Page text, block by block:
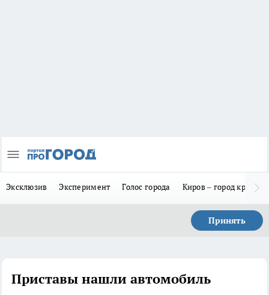
Эксклюзив Эксперимент Голос города Киров – город
Принять
Приставы нашли автомобиль